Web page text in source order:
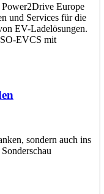
Europe
und Services für die
EV-Ladelösungen.
EVCS mit
sondern auch ins